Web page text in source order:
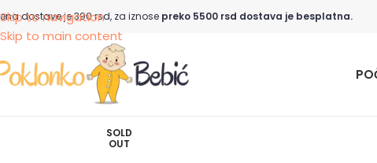
Skip to navigation
Skip to main content
dostave je 390 rsd, za iznose preko 5500 rsd dostava je besplatna.
SOLD
OUT